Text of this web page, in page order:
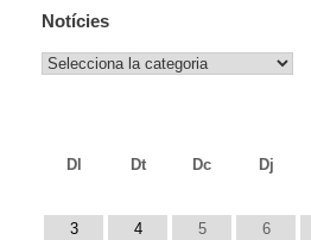
Notícies
Notícies
Dl
Dt Dc Dj
3
4 5 6